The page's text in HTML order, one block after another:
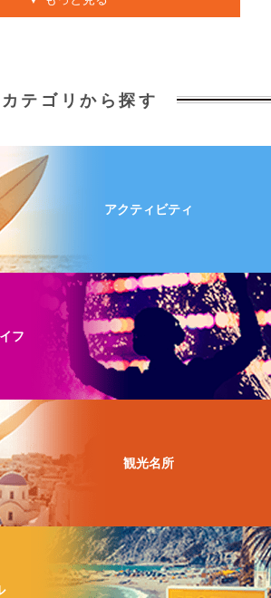
カテゴリから探す
アクティビティ
フ
観光名所